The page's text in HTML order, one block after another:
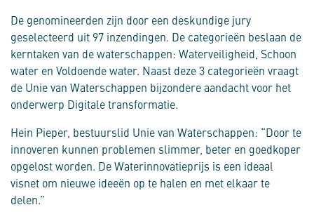
De genomineerden zijn door een deskundige jury
geselecteerd uit 97 inzendingen. De categorieën beslaan de
kerntaken van de waterschappen: Waterveiligheid, Schoon
water en Voldoende water. Naast deze 3 categorieën vraagt
de Unie van Waterschappen bijzondere aandacht voor het
onderwerp Digitale transformatie.
Hein Pieper, bestuurslid Unie van Waterschappen: “Door te
innoveren kunnen problemen slimmer, beter en goedkoper
opgelost worden. De Waterinnovatieprijs is een ideaal
visnet om nieuwe ideeën op te halen en met elkaar te
delen.”